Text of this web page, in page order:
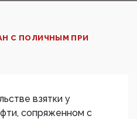
С ПОЛИЧНЫМ ПРИ
взятки у
сопряженном с